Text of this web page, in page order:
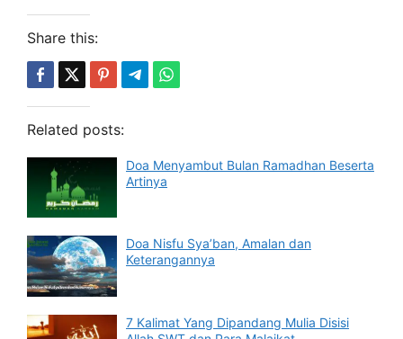
Share this:
Related posts:
Doa Menyambut Bulan Ramadhan Beserta
Artinya
Doa Nisfu Sya’ban, Amalan dan
Keterangannya
7 Kalimat Yang Dipandang Mulia Disisi